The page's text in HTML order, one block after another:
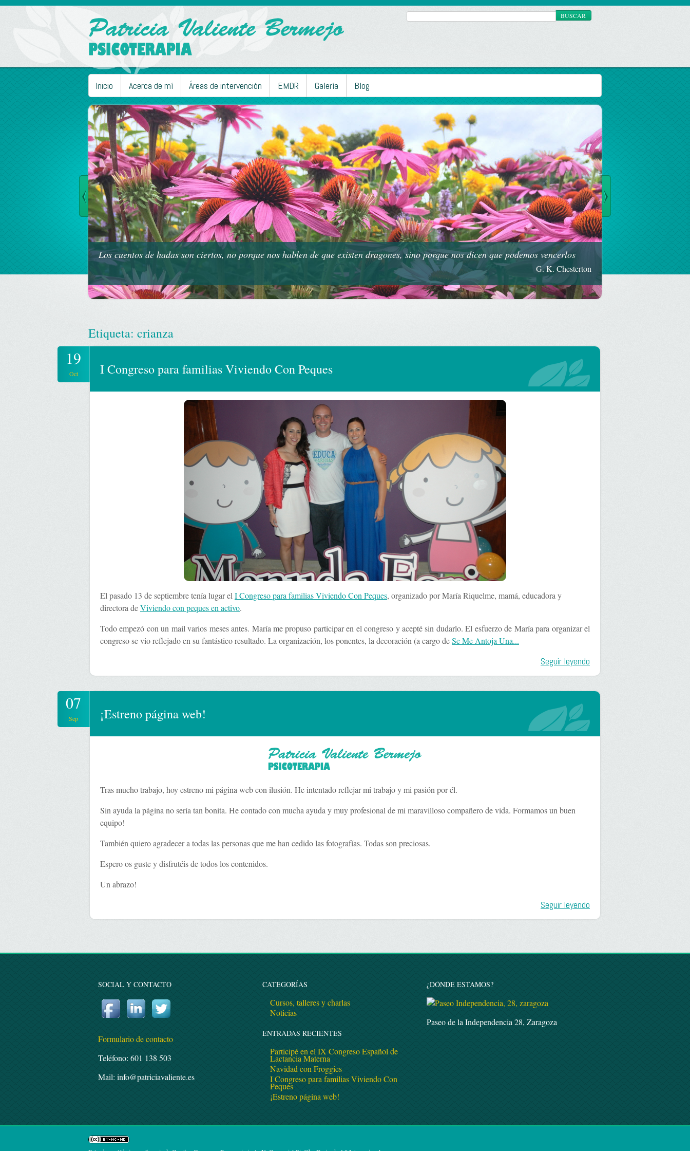
Inicio Acerca de mí Áreas de intervención EMDR Galería Blog
Los cuentos de hadas son ciertos, no porque nos hablen de que existen dragones, sino porque nos dicen que podemos vencerlos
G. K. Chesterton
Etiqueta: crianza
19
Oct I Congreso para familias Viviendo Con Peques
El pasado 13 de septiembre tenía lugar el I Congreso para familias Viviendo Con Peques, organizado por María Riquelme, mamá, educadora y
directora deViviendo con peques en activo.
Todo empezó con un mail varios meses antes. María me propuso participar en el congreso y acepté sin dudarlo. El esfuerzo de María para organizar el
congreso se vio reflejado en su fantástico resultado. La organización, los ponentes, la decoración (a cargo deSe Me Antoja Una...
Seguir leyendo
07
Sep ¡Estreno página web!
Tras mucho trabajo, hoy estreno mi página web con ilusión. He intentado reflejar mi trabajo y mi pasión por él.
Sin ayuda la página no sería tan bonita. He contado con mucha ayuda y muy profesional de mi maravilloso compañero de vida. Formamos un buen
equipo!
También quiero agradecer a todas las personas que me han cedido las fotografías. Todas son preciosas.
Espero os guste y disfrutéis de todos los contenidos.
Un abrazo!
Seguir leyendo
SOCIAL Y CONTACTO
Formulario de contacto
Teléfono: 601 138 503
Mail: info@patriciavaliente.es
CATEGORÍAS
Cursos, talleres y charlas
Noticias
ENTRADAS RECIENTES
Participé en el IX Congreso Español de
Lactancia Materna
Navidad con Froggies
I Congreso para familias Viviendo Con
Peques
¡Estreno página web!
¿DÓNDE ESTAMOS?
Paseo de la Independencia 28, Zaragoza